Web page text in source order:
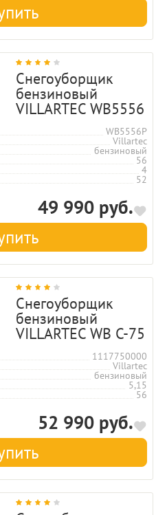
Снегоуборщик
бензиновый
VILLARTEC WB5556
WB5556P
Villartec
бензиновый
56
4
52
49 990 руб.
Снегоуборщик
бензиновый
VILLARTEC WB C-75
1117750000
Villartec
бензиновый
5,15
56
52 990 руб.